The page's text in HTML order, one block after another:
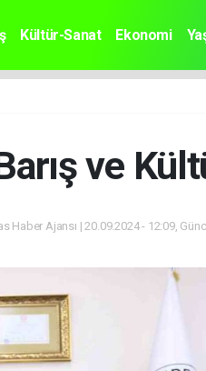
Kültür-Sanat Ekonomi
ve
Haber Ajansı | 20.09.2024 - 12:09,